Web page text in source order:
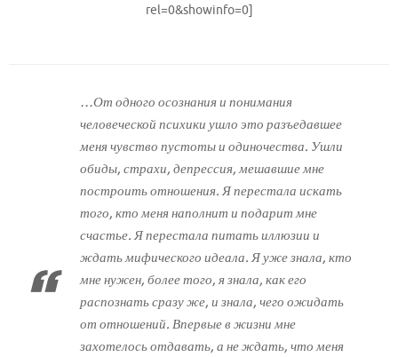
rel=0&showinfo=0]
…От одного осознания и понимания
человеческой психики ушло это разъедавшее
меня чувство пустоты и одиночества. Ушли
обиды, страхи, депрессия, мешавшие мне
построить отношения. Я перестала искать
того, кто меня наполнит и подарит мне
счастье. Я перестала питать иллюзии и
ждать мифического идеала. Я уже знала, кто
мне нужен, более того, я знала, как его
распознать сразу же, и знала, чего ожидать
от отношений. Впервые в жизни мне
захотелось отдавать, а не ждать, что меня